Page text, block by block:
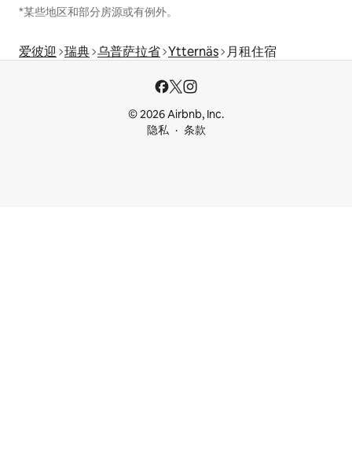
*某些地区和部分房源或有例外。
爱彼迎 瑞典 乌普萨拉省 Ytternäs 月租住宿
© 2026 Airbnb, Inc.
隐私
条款